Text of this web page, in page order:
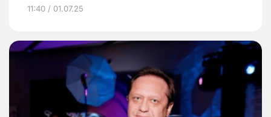
11:40 / 01.07.25